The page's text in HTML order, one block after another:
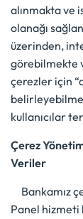
alınmakta ve
olanağı
üzerinden,
görebilmekte
çerezler için
kullanıcılar
Çerez
Veriler
Bankamız
Panel hizmeti